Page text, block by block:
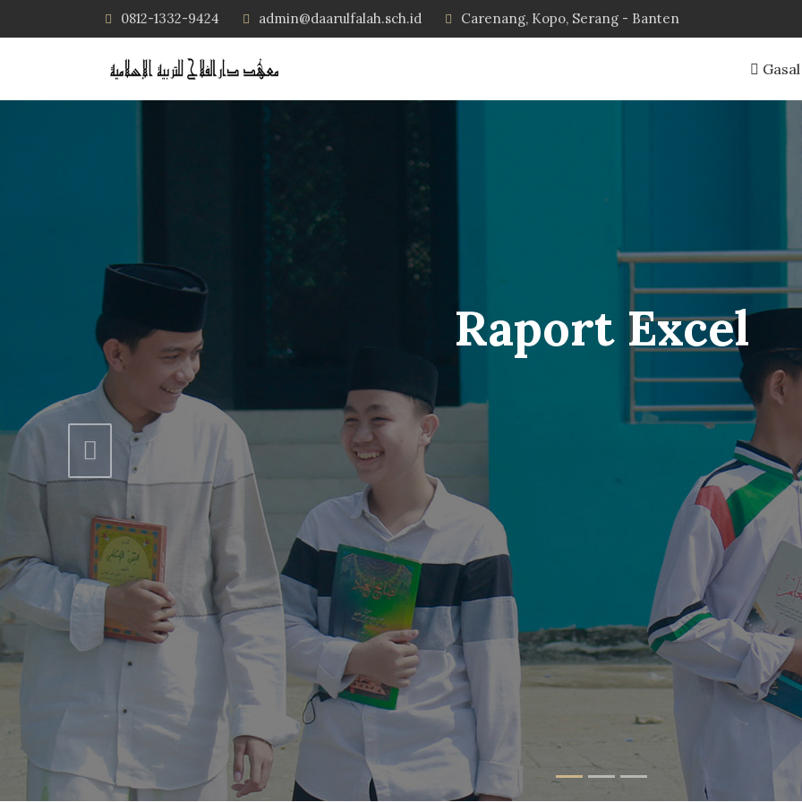
0812-1332-9424 admin@daarulfalah.sch.id Carenang, Kopo, Serang - Banten
Raport Excel
Previous